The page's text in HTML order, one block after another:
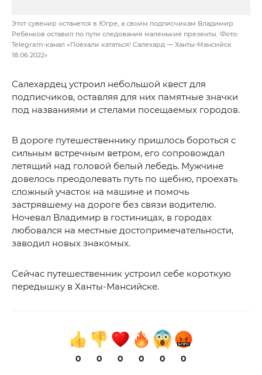
Этот сувенир останется в Югре, а своим подписчикам Владимир
Ребенков оставил по пути следования маленькие презенты. Фото:
Telegram-канал «Поехали кататься! Салехард — Ханты-Мансийск
18.06.2022»
Салехардец устроил небольшой квест для
подписчиков, оставляя для них памятные значки
под названиями и стелами посещаемых городов.
В дороге путешественнику пришлось бороться с
сильным встречным ветром, его сопровождал
летящий над головой белый лебедь. Мужчине
довелось преодолевать путь по щебню, проехать
сложный участок на машине и помочь
застрявшему на дороге без связи водителю.
Ночевал Владимир в гостиницах, в городах
любовался на местные достопримечательности,
заводил новых знакомых.
Сейчас путешественник устроил себе короткую
передышку в Ханты-Мансийске.
0 0 0 0 0 0